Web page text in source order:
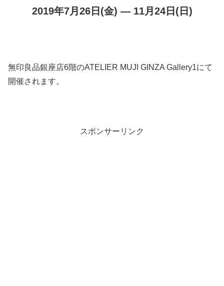
2019年7月26日(金) ― 11月24日(日)
無印良品銀座店6階のATELIER MUJI GINZA Gallery1にて
開催されます。
スポンサーリンク